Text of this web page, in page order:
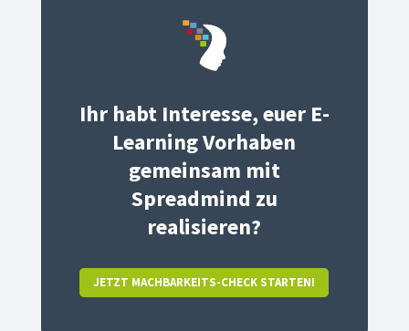
Ihr habt Interesse, euer E-
Learning Vorhaben
gemeinsam mit
Spreadmind zu
realisieren?
JETZT MACHBARKEITS-CHECK STARTEN!